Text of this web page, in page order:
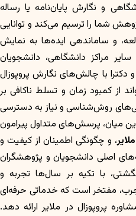
و نگارش پایان‌نامه یا رساله
شما را ترسیم می‌کند و توانایی
و ساماندهی ایده‌ها به نمایش
مراکز دانشگاهی، دانشجویان
با چالش‌های نگارش پروپوزال
از کمبود زمان و تسلط ناکافی بر
روش‌شناسی و نیاز به دسترسی
میان، پرسش‌های متداول پیرامون
، و چگونگی اطمینان از کیفیت و
اصلی دانشجویان و پژوهشگران
با تکیه بر سال‌ها تجربه و
مفتخر است که خدماتی حرفه‌ای
پروپوزال در ملایر ارائه دهد.